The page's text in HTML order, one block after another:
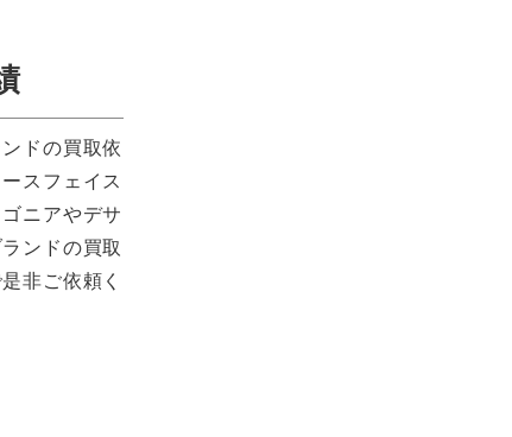
ドの買取依
スフェイス
ニアやデサ
ンドの買取
非ご依頼く